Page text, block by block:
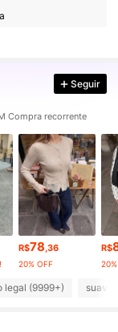
Seguir
Compra recorrente
R$78,36
20% OFF
R$
legal (9999+) suave